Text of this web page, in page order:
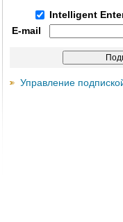
Intelligent
E-mail
Управление